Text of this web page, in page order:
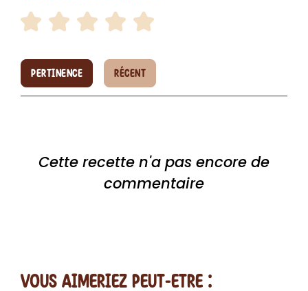
PERTINENCE RÉCENT
Cette recette n'a pas encore de
commentaire
vous AIMERiEZ PEUT-ETRE :